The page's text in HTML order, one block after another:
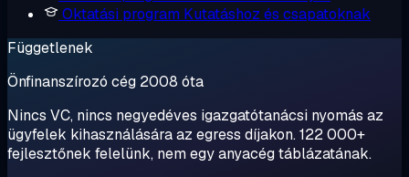
Oktatási program Kutatáshoz és csapatoknak
Függetlenek
Önfinanszírozó cég 2008 óta
Nincs VC, nincs negyedéves igazgatótanácsi nyomás az
ügyfelek kihasználására az egress díjakon. 122 000+
fejlesztőnek felelünk, nem egy anyacég táblázatának.